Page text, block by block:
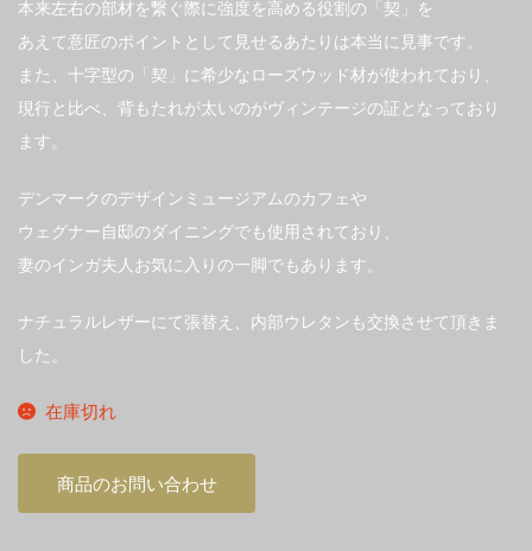
本来左右の部材を繋ぐ際に強度を高める役割の「契」を
あえて意匠のポイントとして見せるあたりは本当に見事です。
また、十字型の「契」に希少なローズウッド材が使われており、
現行と比べ、背もたれが太いのがヴィンテージの証となっており
ます。
デンマークのデザインミュージアムのカフェや
ウェグナー自邸のダイニングでも使用されており、
妻のインガ夫人お気に入りの一脚でもあります。
ナチュラルレザーにて張替え、内部ウレタンも交換させて頂きま
した。
在庫切れ
商品のお問い合わせ